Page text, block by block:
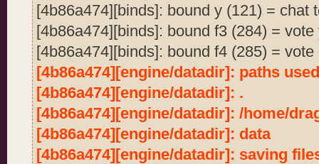
[4b86a474][binds]: bound y (121) = chat
[4b86a474][binds]: bound f3 (284) = vote
[4b86a474][binds]: bound f4 (285) = vote
[4b86a474][engine/datadir]: paths
[4b86a474][engine/datadir]: .
[4b86a474][engine/datadir]: /home/
[4b86a474][engine/datadir]: data
[4b86a474][engine/datadir]: saving